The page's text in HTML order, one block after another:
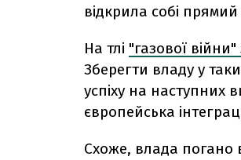
відкрила собі
На тлі "газової війни"
Зберегти владу у
успіху на наступних
європейська
Схоже, влада погано